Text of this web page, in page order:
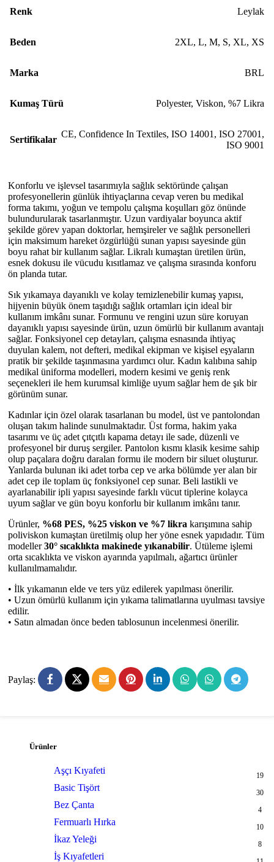
Renk Leylak
Beden 2XL, L, M, S, XL, XS
Marka BRL
Kumaş Türü Polyester, Viskon, %7 Likra
Sertifikalar
CE, Confidence In Textiles, ISO 14001 , ISO 27001 ,
ISO 9001
Konforlu ve işlevsel tasarımıyla sağlık sektöründe çalışan
profesyonellerin günlük ihtiyaçlarına cevap veren bu medikal
forma takımı, yoğun ve tempolu çalışma koşulları göz önünde
bulundurularak tasarlanmıştır. Uzun vardiyalar boyunca aktif
şekilde görev yapan doktorlar, hemşireler ve sağlık personelleri
için maksimum hareket özgürlüğü sunan yapısı sayesinde gün
boyu rahat bir kullanım sağlar. Likralı kumaştan üretilen ürün,
esnek dokusu ile vücudu kısıtlamaz ve çalışma sırasında konforu
ön planda tutar.
Sık yıkamaya dayanıklı ve kolay temizlenebilir kumaş yapısı,
hijyenin büyük önem taşıdığı sağlık ortamları için ideal bir
kullanım imkânı sunar. Formunu ve rengini uzun süre koruyan
dayanıklı yapısı sayesinde ürün, uzun ömürlü bir kullanım avantajı
sağlar. Fonksiyonel cep detayları, çalışma esnasında ihtiyaç
duyulan kalem, not defteri, medikal ekipman ve kişisel eşyaların
pratik bir şekilde taşınmasına yardımcı olur. Kadın kalıbına sahip
medikal üniforma modelleri, modern kesimi ve geniş renk
seçenekleri ile hem kurumsal kimliğe uyum sağlar hem de şık bir
görünüm sunar.
Kadınlar için özel olarak tasarlanan bu model, üst ve pantolondan
oluşan takım halinde sunulmaktadır. Üst forma, hakim yaka
tasarımı ve üç adet çıtçıtlı kapama detayı ile sade, düzenli ve
profesyonel bir duruş sergiler. Pantolon kısmı klasik kesime sahip
olup paçalara doğru daralan formu ile modern bir siluet oluşturur.
Yanlarda bulunan iki adet torba cep ve arka bölümde yer alan bir
adet cep ile toplam üç fonksiyonel cep sunar. Beli lastikli ve
ayarlanabilir ipli yapısı sayesinde farklı vücut tiplerine kolayca
uyum sağlar ve gün boyu konforlu bir kullanım imkânı tanır.
Ürünler, %68 PES, %25 viskon ve %7 likra karışımına sahip
poliviskon kumaştan üretilmiş olup her yöne esnek yapıdadır. Tüm
modeller30° sıcaklıkta makinede yıkanabilir. Ütüleme işlemi
orta sıcaklıkta ve viskon ayarında yapılmalı, ağartıcı ürünler
kullanılmamalıdır.
• İlk yıkamanın elde ve ters yüz edilerek yapılması önerilir.
• Uzun ömürlü kullanım için yıkama talimatlarına uyulması tavsiye
edilir.
• Satın almadan önce beden tablosunun incelenmesi önerilir.
Paylaş:
Ürünler
Aşçı Kıyafeti 19
Basic Tişört 30
Bez Çanta 4
Fermuarlı Hırka 10
İkaz Yeleği 8
İş Kıyafetleri